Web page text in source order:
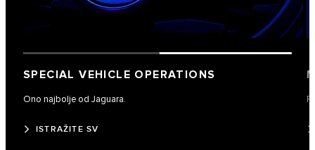
SPECIAL VEHICLE OPERATIONS
Ono najbolje od Jaguara.
ISTRAŽITE SV